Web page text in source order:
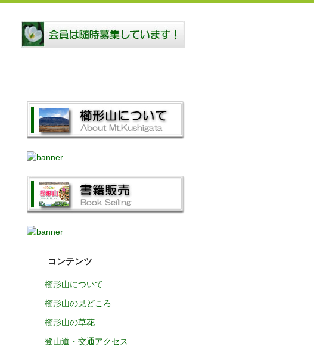
コンテンツ
櫛形山について
櫛形山の見どころ
櫛形山の草花
登山道・交通アクセス